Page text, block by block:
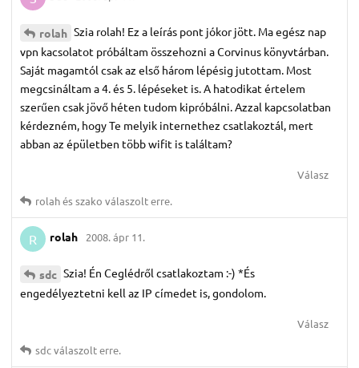
rolah Szia rolah! Ez a leírás pont jókor jött. Ma egész nap
vpn kacsolatot próbáltam összehozni a Corvinus könyvtárban.
Saját magamtól csak az első három lépésig jutottam. Most
megcsináltam a 4. és 5. lépéseket is. A hatodikat értelem
szerűen csak jövő héten tudom kipróbálni. Azzal kapcsolatban
kérdezném, hogy Te melyik internethez csatlakoztál, mert
abban az épületben több wifit is találtam?
Válasz
rolahésszako válaszolt erre.
R rolah 2008. ápr 11.
sdc Szia! Én Ceglédről csatlakoztam :-) *És
engedélyeztetni kell az IP címedet is, gondolom.
Válasz
sdcválaszolt erre.